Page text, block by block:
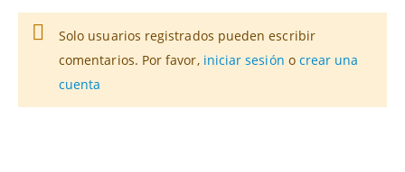
Solo usuarios registrados pueden escribir
comentarios. Por favor, iniciar sesión o crear una
cuenta